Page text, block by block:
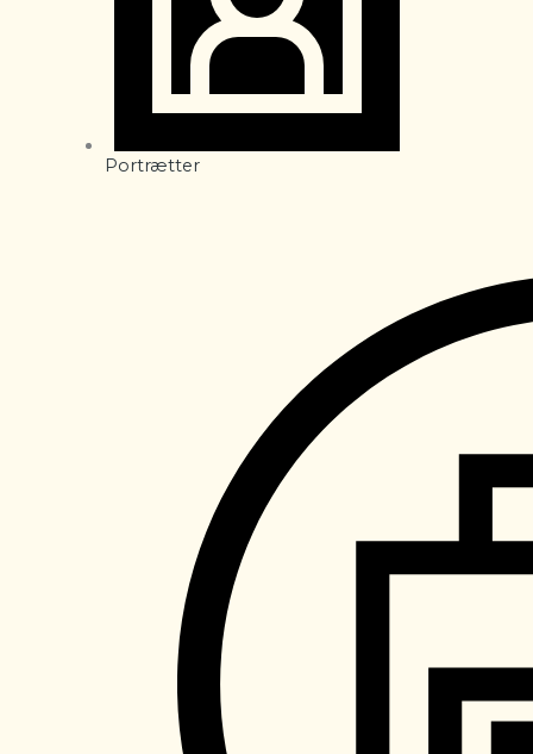
Portrætter